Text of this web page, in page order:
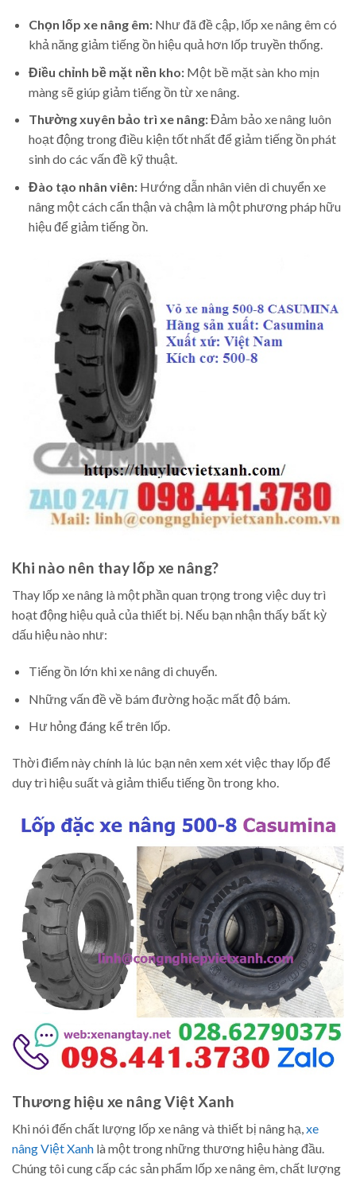
Chọn lốp xe nâng êm:Như đã đề cập, lốp xe nâng êm có
khả năng giảm tiếng ồn hiệu quả hơn lốp truyền thống.
Điều chỉnh bề mặt nền kho:Một bề mặt sàn kho mịn
màng sẽ giúp giảm tiếng ồn từ xe nâng.
Thường xuyên bảo trì xe nâng:Đảm bảo xe nâng luôn
hoạt động trong điều kiện tốt nhất để giảm tiếng ồn phát
sinh do các vấn đề kỹ thuật.
Đào tạo nhân viên:Hướng dẫn nhân viên di chuyển xe
nâng một cách cẩn thận và chậm là một phương pháp hữu
hiệu để giảm tiếng ồn.
Khi nào nên thay lốp xe nâng?
Thay lốp xe nâng là một phần quan trọng trong việc duy trì
hoạt động hiệu quả của thiết bị. Nếu bạn nhận thấy bất kỳ
dấu hiệu nào như:
Tiếng ồn lớn khi xe nâng di chuyển.
Những vấn đề về bám đường hoặc mất độ bám.
Hư hỏng đáng kể trên lốp.
Thời điểm này chính là lúc bạn nên xem xét việc thay lốp để
duy trì hiệu suất và giảm thiểu tiếng ồn trong kho.
Thương hiệu xe nâng Việt Xanh
Khi nói đến chất lượng lốp xe nâng và thiết bị nâng hạ,xe
nâng Việt Xanh là một trong những thương hiệu hàng đầu.
Chúng tôi cung cấp các sản phẩm lốp xe nâng êm, chất lượng